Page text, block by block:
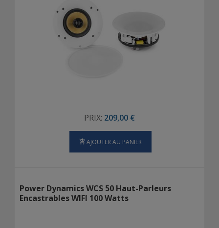
PRIX: 209,00 €
AJOUTER AU PANIER
Power Dynamics WCS 50 Haut-Parleurs
Encastrables WIFI 100 Watts